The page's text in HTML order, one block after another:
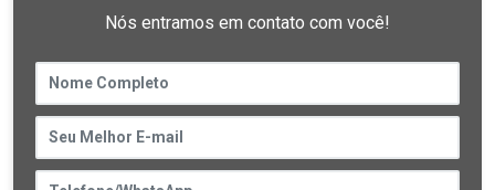
Nós entramos em contato com você!